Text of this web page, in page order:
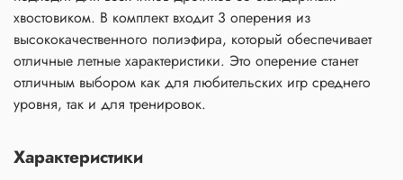
хвостовиком. В комплект входит 3 оперения из
высококачественного полиэфира, который обеспечивает
отличные летные характеристики. Это оперение станет
отличным выбором как для любительских игр среднего
уровня, так и для тренировок.
Характеристики